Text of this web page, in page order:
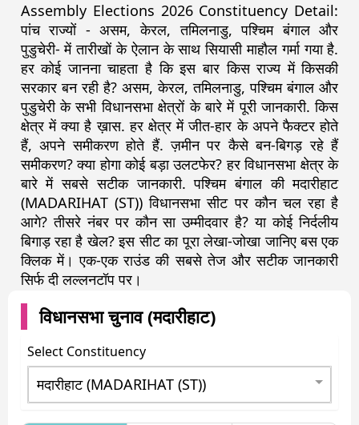
Assembly Elections 2026 Constituency Detail:
पांच राज्यों - असम, केरल, तमिलनाडु, पश्चिम बंगाल और
पुडुचेरी- में तारीखों के ऐलान के साथ सियासी माहौल गर्मा गया है.
हर कोई जानना चाहता है कि इस बार किस राज्य में किसकी
सरकार बन रही है? असम, केरल, तमिलनाडु, पश्चिम बंगाल और
पुडुचेरी के सभी विधानसभा क्षेत्रों के बारे में पूरी जानकारी. किस
क्षेत्र में क्या है ख़ास. हर क्षेत्र में जीत-हार के अपने फैक्टर होते
हैं, अपने समीकरण होते हैं. ज़मीन पर कैसे बन-बिगड़ रहे हैं
समीकरण? क्या होगा कोई बड़ा उलटफेर? हर विधानसभा क्षेत्र के
बारे में सबसे सटीक जानकारी. पश्चिम बंगाल की मदारीहाट
(MADARIHAT (ST)) विधानसभा सीट पर कौन चल रहा है
आगे? तीसरे नंबर पर कौन सा उम्मीदवार है? या कोई निर्दलीय
बिगाड़ रहा है खेल? इस सीट का पूरा लेखा-जोखा जानिए बस एक
क्लिक में। एक-एक राउंड की सबसे तेज और सटीक जानकारी
सिर्फ दी लल्लनटॉप पर।
विधानसभा चुनाव (मदारीहाट)
Select Constituency